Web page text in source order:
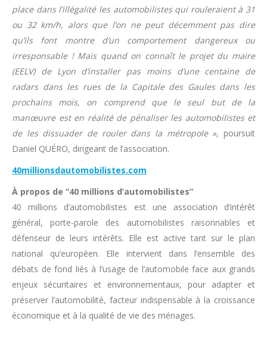
place dans l’illégalité les automobilistes qui rouleraient à 31
ou 32 km/h, alors que l’on ne peut décemment pas dire
qu’ils font montre d’un comportement dangereux ou
irresponsable ! Mais quand on connaît le projet du maire
(EELV) de Lyon d’installer pas moins d’une centaine de
radars dans les rues de la Capitale des Gaules dans les
prochains mois, on comprend que le seul but de la
manœuvre est en réalité de pénaliser les automobilistes et
de les dissuader de rouler dans la métropole », poursuit
Daniel QUÉRO, dirigeant de l’association.
40millionsdautomobilistes.com
À propos de “40 millions d’automobilistes”
40 millions d’automobilistes est une association d’intérêt
général, porte-parole des automobilistes raisonnables et
défenseur de leurs intérêts. Elle est active tant sur le plan
national qu’européen. Elle intervient dans l’ensemble des
débats de fond liés à l’usage de l’automobile face aux grands
enjeux sécuritaires et environnementaux, pour adapter et
préserver l’automobilité, facteur indispensable à la croissance
économique et à la qualité de vie des ménages.